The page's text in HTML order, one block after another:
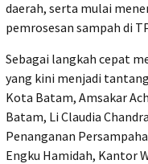
daerah, serta mulai
pemrosesan sampah di
Sebagai langkah cepat
yang kini menjadi
Kota Batam, Amsakar
Batam, Li Claudia
Penanganan
Engku Hamidah, Kantor